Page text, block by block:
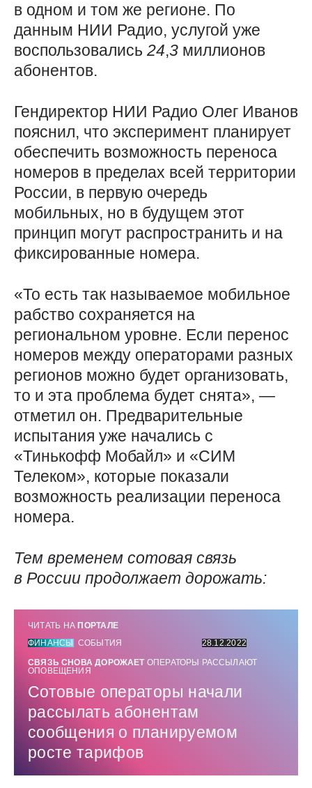
в одном и том же регионе. По
данным НИИ Радио, услугой уже
воспользовались 24,3 миллионов
абонентов.
Гендиректор НИИ Радио Олег Иванов
пояснил, что эксперимент планирует
обеспечить возможность переноса
номеров в пределах всей территории
России, в первую очередь
мобильных, но в будущем этот
принцип могут распространить и на
фиксированные номера.
«То есть так называемое мобильное
рабство сохраняется на
региональном уровне. Если перенос
номеров между операторами разных
регионов можно будет организовать,
то и эта проблема будет снята», —
отметил он. Предварительные
испытания уже начались с
«Тинькофф Мобайл» и «СИМ
Телеком», которые показали
возможность реализации переноса
номера.
Тем временем сотовая связь
в России продолжает дорожать:
ЧИТАТЬ НА ПОРТАЛЕ
ФИНАНСЫ
СОБЫТИЯ
28.12.2022
СВЯЗЬ СНОВА ДОРОЖАЕТ ОПЕРАТОРЫ РАССЫЛАЮТ
ОПОВЕЩЕНИЯ
Сотовые операторы начали
рассылать абонентам
сообщения о планируемом
росте тарифов